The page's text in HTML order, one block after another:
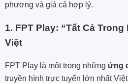
phương và giá cả hợp lý.
1. FPT Play: “Tất Cả
Việt
FPT Play là một trong những ứng
truyền hình trực tuyến lớn nhất